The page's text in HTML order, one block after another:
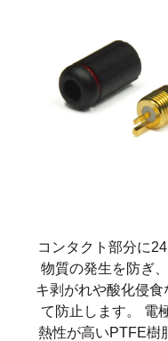
コンタクト部分に
物質の発生を防ぎ
キ剥がれや酸化侵
て防止します。 電
熱性が高いPTFE樹